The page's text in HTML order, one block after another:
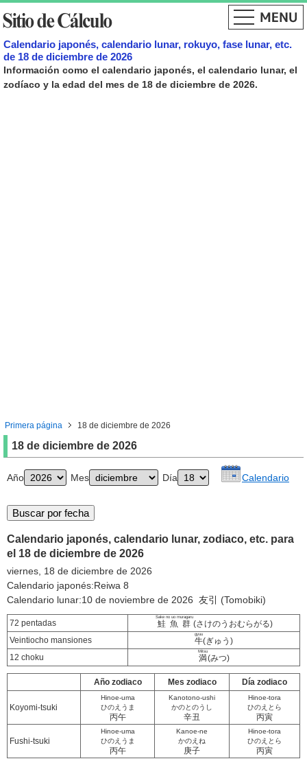
Calendario japonés, calendario lunar, rokuyo, fase lunar, etc.
de 18 de diciembre de 2026
Información como el calendario japonés, el calendario lunar, el
zodíaco y la edad del mes de 18 de diciembre de 2026.
Primera página 18 de diciembre de 2026
18 de diciembre de 2026
Año Mes Día Calendario
Calendario japonés, calendario lunar, zodiaco, etc. para
el 18 de diciembre de 2026
viernes, 18 de diciembre de 2026
Calendario japonés:Reiwa 8
Calendario lunar:10 de noviembre de 2026 友引 (Tomobiki)
72 pentadas 鮭魚群
Sake no uo muragaru
(さけのうおむらがる)
Veintiocho mansiones
牛
gyuu
(ぎゅう)
12 choku
満
Mitsu
(みつ)
Año zodiaco Mes zodiaco Día zodiaco
Koyomi-tsuki
Hinoe-uma
ひのえうま
丙午
Kanotono-ushi
かのとのうし
辛丑
Hinoe-tora
ひのえとら
丙寅
Fushi-tsuki
Hinoe-uma
ひのえうま
丙午
Kanoe-ne
かのえね
庚子
Hinoe-tora
ひのえとら
丙寅